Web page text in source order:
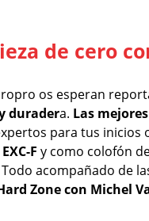
de cero
os esperan
duradera. Las
para tus inicios
F y como colofón
Todo acompañado de
Zone con Michel